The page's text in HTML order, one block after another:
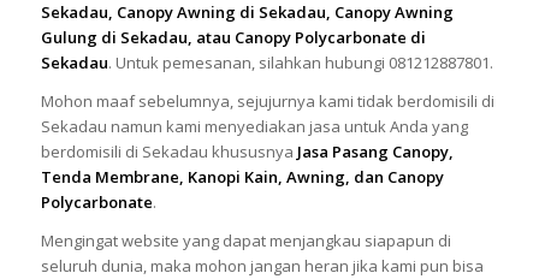
Sekadau, Canopy Awning di Sekadau, Canopy Awning
Gulung di Sekadau, atau Canopy Polycarbonate di
Sekadau. Untuk pemesanan, silahkan hubungi 081212887801.
Mohon maaf sebelumnya, sejujurnya kami tidak berdomisili di
Sekadau namun kami menyediakan jasa untuk Anda yang
berdomisili di Sekadau khususnya Jasa Pasang Canopy,
Tenda Membrane, Kanopi Kain, Awning, dan Canopy
Polycarbonate.
Mengingat website yang dapat menjangkau siapapun di
seluruh dunia, maka mohon jangan heran jika kami pun bisa